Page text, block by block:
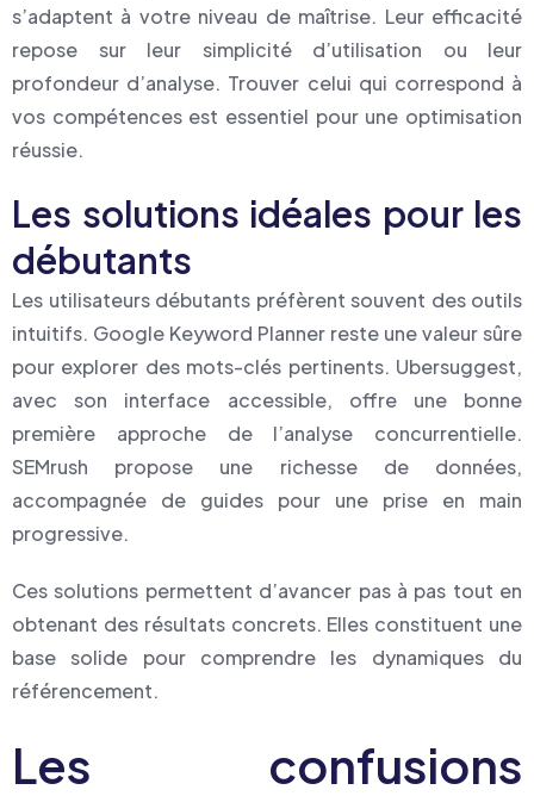
s’adaptent à votre niveau de maîtrise. Leur efficacité
repose sur leur simplicité d’utilisation ou leur
profondeur d’analyse. Trouver celui qui correspond à
vos compétences est essentiel pour une optimisation
réussie.
Les solutions idéales pour les
débutants
Les utilisateurs débutants préfèrent souvent des outils
intuitifs. Google Keyword Planner reste une valeur sûre
pour explorer des mots-clés pertinents. Ubersuggest,
avec son interface accessible, offre une bonne
première approche de l’analyse concurrentielle.
SEMrush propose une richesse de données,
accompagnée de guides pour une prise en main
progressive.
Ces solutions permettent d’avancer pas à pas tout en
obtenant des résultats concrets. Elles constituent une
base solide pour comprendre les dynamiques du
référencement.
Les confusions